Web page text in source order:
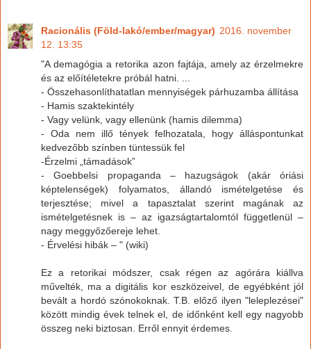
Racionális (Föld-lakó/ember/magyar) 2016. november
12. 13:35
"A demagógia a retorika azon fajtája, amely az érzelmekre
és az előítéletekre próbál hatni. ...
- Összehasonlíthatatlan mennyiségek párhuzamba állítása
- Hamis szaktekintély
- Vagy velünk, vagy ellenünk (hamis dilemma)
- Oda nem illő tények felhozatala, hogy álláspontunkat
kedvezőbb színben tüntessük fel
-Érzelmi „támadások”
- Goebbelsi propaganda – hazugságok (akár óriási
képtelenségek) folyamatos, állandó ismételgetése és
terjesztése; mivel a tapasztalat szerint magának az
ismételgetésnek is – az igazságtartalomtól függetlenül –
nagy meggyőzőereje lehet.
- Érvelési hibák – " (wiki)
Ez a retorikai módszer, csak régen az agórára kiállva
művelték, ma a digitális kor eszközeivel, de egyébként jól
bevált a hordó szónokoknak. T.B. előző ilyen "leleplezései"
között mindig évek telnek el, de időnként kell egy nagyobb
összeg neki biztosan. Erről ennyit érdemes.